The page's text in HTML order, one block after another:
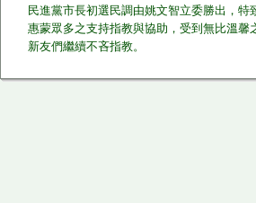
民進黨市長初選民調由姚文智立委勝出，
惠蒙眾多之支持指教與協助，受到無比溫
新友們繼續不吝指教。